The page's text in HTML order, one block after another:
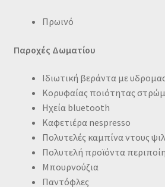
Πρωινό
Παροχές Δωματίου
Ιδιωτική βεράντα με
Κορυφαίας ποιότητας
Ηχεία bluetooth
Καφετιέρα nespresso
Πολυτελές καμπίνα ντους
Πολυτελή προϊόντα
Μπουρνούζια
Παντόφλες